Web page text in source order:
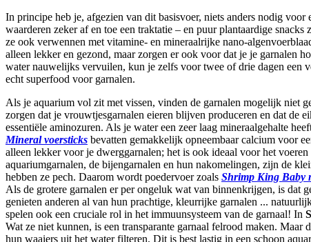
In principe heb je, afgezien van dit basisvoer, niets anders nodig
waarderen zeker af en toe een traktatie – en puur plantaardige snacks
ze ook verwennen met vitamine- en mineraalrijke nano-
alleen lekker en gezond, maar zorgen er ook voor dat je je garnalen
water nauwelijks vervuilen, kun je zelfs voor twee of drie dagen een
echt superfood voor garnalen.
Als je aquarium vol zit met vissen, vinden de garnalen mogelijk niet
zorgen dat je vrouwtjesgarnalen eieren blijven produceren en dat de
essentiële aminozuren. Als je water een zeer laag mineraalgehalte
Mineral voersticks bevatten gemakkelijk opneembaar calcium voor
alleen lekker voor je dwerggarnalen; het is ook ideaal voor het
aquariumgarnalen, de bijengarnalen en hun nakomelingen, zijn de
hebben ze pech. Daarom wordt poedervoer zoals Shrimp King Baby
Als de grotere garnalen er per ongeluk wat van binnenkrijgen, is dat
genieten anderen al van hun prachtige, kleurrijke garnalen ...
spelen ook een cruciale rol in het immuunsysteem van de garnaal! In
Wat ze niet kunnen, is een transparante garnaal felrood maken.
hun waaiers uit het water filteren. Dit is best lastig in een schoon